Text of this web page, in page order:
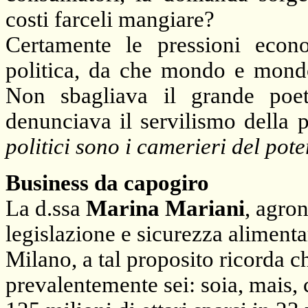
costi farceli mangiare?
Certamente le pressioni
politica, da che mondo e
Non sbagliava il grande
denunciava il servilismo della
politici sono i camerieri del
Business da capogiro
La d.ssa Marina Mariani,
legislazione e sicurezza
Milano, a tal proposito ricorda
prevalentemente sei: soia,